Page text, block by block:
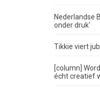
Nederlandse
onder druk'
Tikkie viert
[column]
écht creatief